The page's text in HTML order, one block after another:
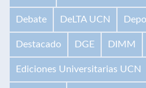
Debate DeLTA UCN
Destacado DGE DIMM
Ediciones Universitarias UCN